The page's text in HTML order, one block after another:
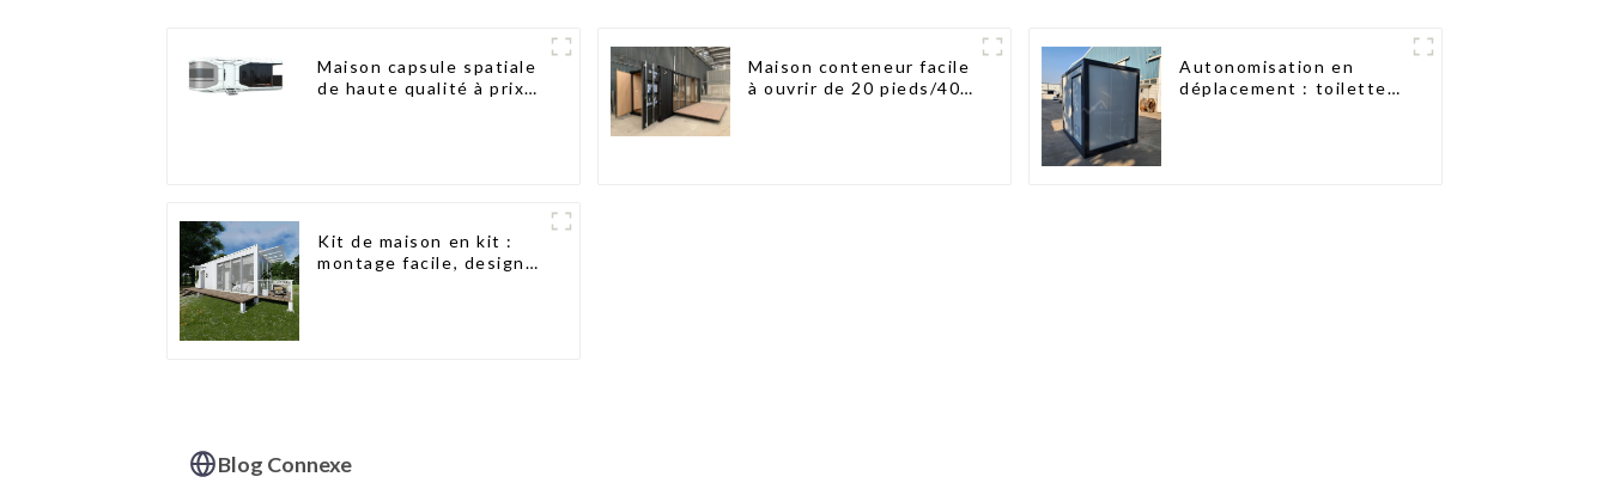
Maison capsule spatiale
de haute qualité à prix
Maison conteneur facile
à ouvrir de 20 pieds/40
Autonomisation en
déplacement : toilettes
Kit de maison en kit :
montage facile, design
Blog Connexe